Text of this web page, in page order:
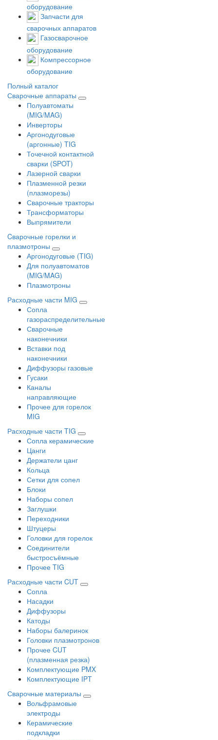
оборудование
Запчасти для
сварочных аппаратов
Газосварочное
оборудование
Компрессорное
оборудование
Полный каталог
Сварочные аппараты
Полуавтоматы
(MIG/MAG)
Инверторы
Аргонодуговые
(аргонные) TIG
Точечной контактной
сварки (SPOT)
Лазерной сварки
Плазменной резки
(плазморезы)
Сварочные тракторы
Трансформаторы
Выпрямители
Cварочные горелки и
плазмотроны
Аргонодуговые (TIG)
Для полуавтоматов
(MIG/MAG)
Плазмотроны
Расходные части MIG
Сопла
газораспределительные
Сварочные
наконечники
Вставки под
наконечники
Диффузоры газовые
Гусаки
Каналы
направляющие
Прочее для горелок
MIG
Расходные части TIG
Сопла керамические
Цанги
Держатели цанг
Кольца
Сетки для сопел
Блоки
Наборы сопел
Заглушки
Переходники
Штуцеры
Головки для горелок
Соединители
быстросъёмные
Прочее TIG
Расходные части CUT
Сопла
Насадки
Диффузоры
Катоды
Наборы балеринок
Головки плазмотронов
Прочее CUT
(плазменная резка)
Комплектующие PMX
Комплектующие IPT
Сварочные материалы
Вольфрамовые
электроды
Керамические
подкладки